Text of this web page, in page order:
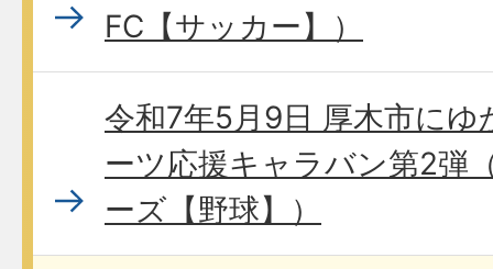
FC【サッカー】）
令和7年5月9日 厚木市に
ーツ応援キャラバン第2弾
ーズ【野球】）